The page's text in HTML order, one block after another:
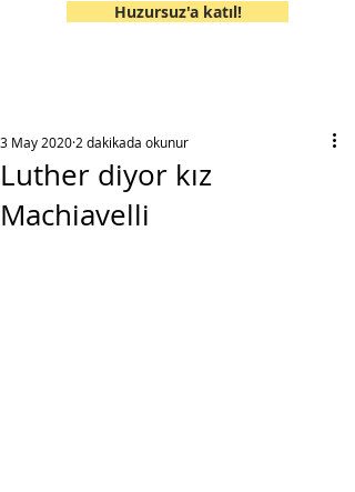
Huzursuz'a katıl!
Luther diyor kız
Machiavelli
3 May 2020 2 dakikada okunur